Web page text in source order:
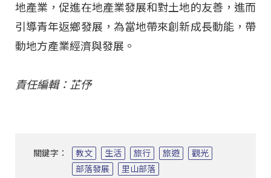
地產業，促進在地產業發展和對土地的友善，進而
引導青年返鄉發展，為當地帶來創新成長動能，帶
動地方產業經濟與發展。
責任編輯：芷伃
關鍵字： 教文 生活 旅行 旅遊
觀光
部落發展
里山部落